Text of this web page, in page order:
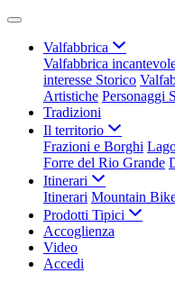
Valfabbrica
Valfabbrica
interesse Storico
Artistiche Personaggi
Tradizioni
Il territorio
Frazioni e Borghi
Forre del Rio Grande
Itinerari
Itinerari Mountain
Prodotti Tipici
Accoglienza
Video
Accedi